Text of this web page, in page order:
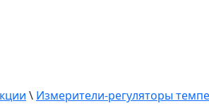
\ Измерители-регуляторы